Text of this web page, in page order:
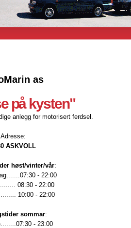
as
på kysten"
anlegg for motorisert ferdsel.
Adresse:
ASKVOLL
høst/vinter/vår:
- 22:00
08:30 - 22:00
10:00 - 22:00
sommar:
- 23:00